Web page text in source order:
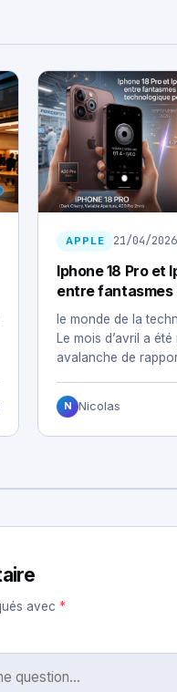
APPLE 21/04/2026
Iphone 18 Pro et
entre fantasmes
technologique
le monde de la
Le mois d’avril a
avalanche de
N Nicolas
avec *